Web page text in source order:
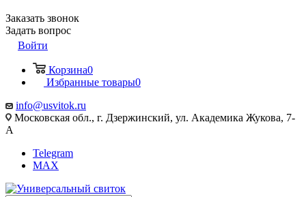
Заказать звонок
Задать вопрос
Войти
Корзина0
Избранные товары0
info@usvitok.ru
Московская обл., г. Дзержинский, ул. Академика Жукова, 7-
А
Telegram
MAX